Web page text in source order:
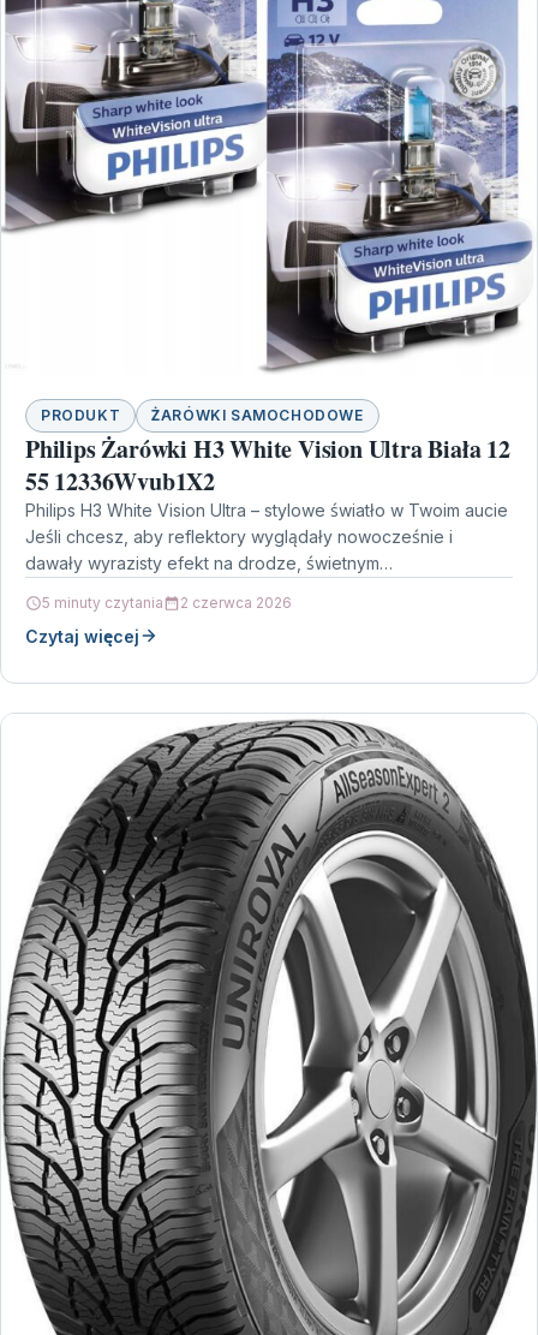
PRODUKT ŻARÓWKI SAMOCHODOWE
Philips Żarówki H3 White Vision Ultra Biała 12
55 12336Wvub1X2
Philips H3 White Vision Ultra – stylowe światło w Twoim aucie
Jeśli chcesz, aby reflektory wyglądały nowocześnie i
dawały wyrazisty efekt na drodze, świetnym…
5 minuty czytania 2 czerwca 2026
Czytaj więcej